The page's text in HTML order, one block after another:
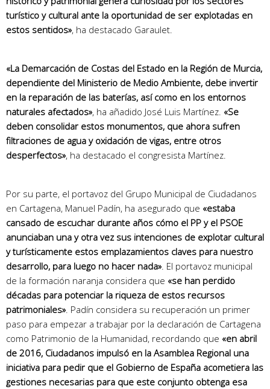
turístico y cultural ante la oportunidad de ser explotadas en
estos sentidos», ha destacado Garaulet.
«La Demarcación de Costas del Estado en la Región de Murcia,
dependiente del Ministerio de Medio Ambiente, debe invertir
en la reparación de las baterías, así como en los entornos
naturales afectados», ha añadido José Luis Martínez. «Se
deben consolidar estos monumentos, que ahora sufren
filtraciones de agua y oxidación de vigas, entre otros
desperfectos», ha destacado el congresista Martínez.
Por su parte, el portavoz del Grupo Municipal de Ciudadanos
en Cartagena, Manuel Padín, ha asegurado que «estaba
cansado de escuchar durante años cómo el PP y el PSOE
anunciaban una y otra vez sus intenciones de explotar cultural
y turísticamente estos emplazamientos claves para nuestro
desarrollo, para luego no hacer nada» . El portavoz municipal
de la formación naranja considera que «se han perdido
décadas para potenciar la riqueza de estos recursos
patrimoniales» . Padín considera su recuperación un primer
paso para empezar a trabajar por la declaración de Cartagena
como Patrimonio de la Humanidad, recordando que «en abril
de 2016, Ciudadanos impulsó en la Asamblea Regional una
iniciativa para pedir que el Gobierno de España acometiera las
gestiones necesarias para que este conjunto obtenga esa